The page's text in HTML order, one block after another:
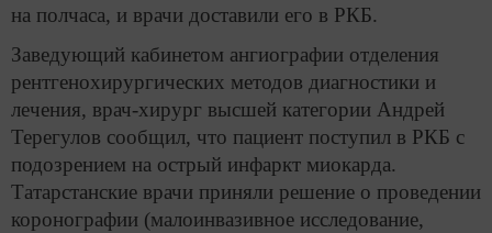
на полчаса, и врачи доставили его в РКБ.
Заведующий кабинетом ангиографии отделения
рентгенохирургических методов диагностики и
лечения, врач-хирург высшей категории Андрей
Терегулов сообщил, что пациент поступил в РКБ с
подозрением на острый инфаркт миокарда.
Татарстанские врачи приняли решение о проведении
коронографии (малоинвазивное исследование,